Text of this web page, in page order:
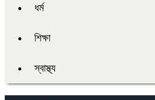
ধর্ম
শিক্ষা
স্বাস্থ্য